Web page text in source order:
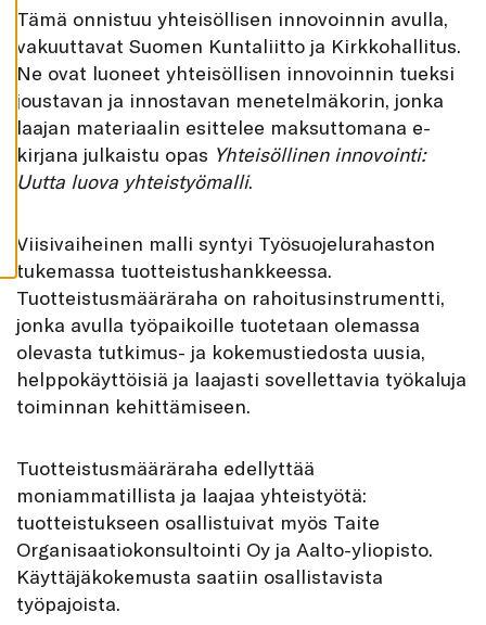
Y
A
I
K
K
I
E
T
Tämä onnistuu yhteisöllisen innovoinnin avulla,
vakuuttavat Suomen Kuntaliitto ja Kirkkohallitus.
Ne ovat luoneet yhteisöllisen innovoinnin tueksi
joustavan ja innostavan menetelmäkorin, jonka
laajan materiaalin esittelee maksuttomana e-
kirjana julkaistu opas Yhteisöllinen innovointi:
Uutta luova yhteistyömalli.
Viisivaiheinen malli syntyi Työsuojelurahaston
tukemassa tuotteistushankkeessa.
Tuotteistusmääräraha on rahoitusinstrumentti,
jonka avulla työpaikoille tuotetaan olemassa
olevasta tutkimus- ja kokemustiedosta uusia,
helppokäyttöisiä ja laajasti sovellettavia työkaluja
toiminnan kehittämiseen.
Tuotteistusmääräraha edellyttää
moniammatillista ja laajaa yhteistyötä:
tuotteistukseen osallistuivat myös Taite
Organisaatiokonsultointi Oy ja Aalto-yliopisto.
Käyttäjäkokemusta saatiin osallistavista
työpajoista.